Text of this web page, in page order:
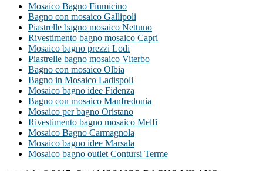
Mosaico Bagno Fiumicino
Bagno con mosaico Gallipoli
Piastrelle bagno mosaico Nettuno
Rivestimento bagno mosaico Capri
Mosaico bagno prezzi Lodi
Piastrelle bagno mosaico Viterbo
Bagno con mosaico Olbia
Bagno in Mosaico Ladispoli
Mosaico bagno idee Fidenza
Bagno con mosaico Manfredonia
Mosaico per bagno Oristano
Rivestimento bagno mosaico Melfi
Mosaico Bagno Carmagnola
Mosaico bagno idee Marsala
Mosaico bagno outlet Contursi Terme